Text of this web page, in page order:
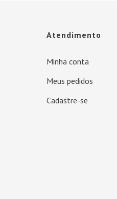
Atendimento
Minha conta
Meus pedidos
Cadastre-se